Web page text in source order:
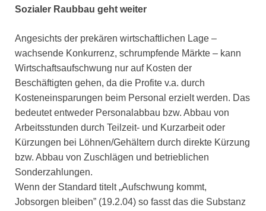
Sozialer Raubbau geht weiter
Angesichts der prekären wirtschaftlichen Lage –
wachsende Konkurrenz, schrumpfende Märkte – kann
Wirtschaftsaufschwung nur auf Kosten der
Beschäftigten gehen, da die Profite v.a. durch
Kosteneinsparungen beim Personal erzielt werden. Das
bedeutet entweder Personalabbau bzw. Abbau von
Arbeitsstunden durch Teilzeit- und Kurzarbeit oder
Kürzungen bei Löhnen/Gehältern durch direkte Kürzung
bzw. Abbau von Zuschlägen und betrieblichen
Sonderzahlungen.
Wenn der Standard titelt „Aufschwung kommt,
Jobsorgen bleiben” (19.2.04) so fasst das die Substanz